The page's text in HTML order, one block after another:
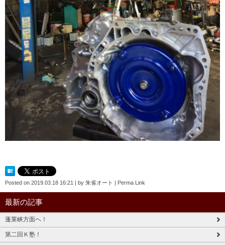
Posted on 2019.03.18 16:21 | by 朱雀オート | Perma Link
最新の記事
蓬莱峡方面へ！
第二回Ｋ塾！